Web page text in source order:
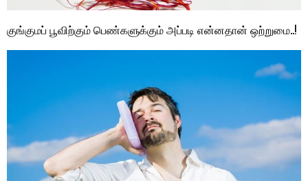
குங்குமப் பூவிற்கும் பெண்களுக்கும் அப்படி என்னதான் ஒற்றுமை..!